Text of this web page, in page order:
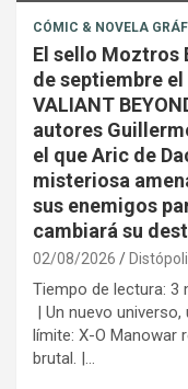
CÓMIC & NOVELA
El sello Moztros
de septiembre
VALIANT
autores
el que Aric de
misteriosa
sus enemigos
cambiará su
02/08/2026
Tiempo de lectura: 3
| Un nuevo
límite: X-O Manowar
brutal. |…